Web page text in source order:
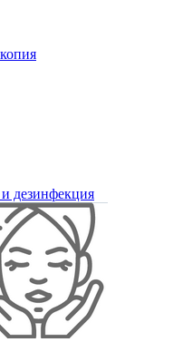
дезинфекция